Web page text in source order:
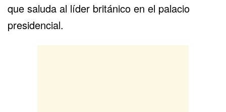
que saluda al líder británico en el palacio
presidencial.